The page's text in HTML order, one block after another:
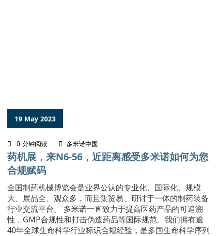
19 May 2023
0-分钟阅读 多米诺中国
药机展，来N6-56，近距离感受多米诺如何为您
合规赋码
全国制药机械博览会是业界公认的专业化、国际化、规模
大、展品全、观众多，而且集贸易、研讨于一体的制药装备
行业交流平台。 多米诺一直致力于提高医药产品的可追溯
性，GMP合规性和打击伪造药品等国际规范。我们拥有逾
40年全球生命科学行业标识合规经验，是多国生命科学序列